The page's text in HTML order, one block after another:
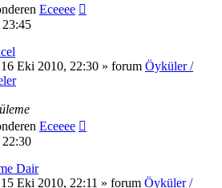
Eceeee
Eki 2010, 22:30 » forum Öyküler /
Eceeee
Dair
Eki 2010, 22:11 » forum Öyküler /